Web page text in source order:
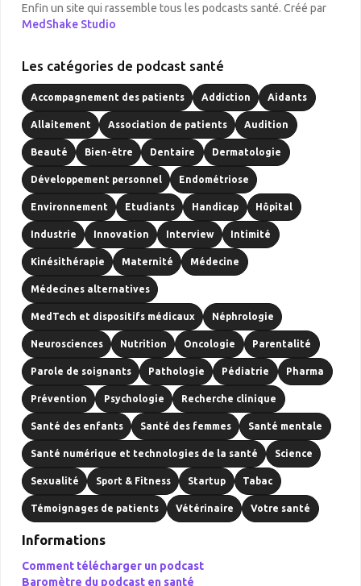
Enfin un site qui rassemble tous les podcasts santé. Créé par
MedShake Studio
Les catégories de podcast santé
Accompagnement des patients Addiction Aidants
Allaitement Association de patients Audition
Beauté Bien-être Dentaire Dermatologie
Développement personnel Endométriose
Environnement Etudiants Handicap Hôpital
Industrie Innovation Interview Intimité
Kinésithérapie Maternité Médecine
Médecines alternatives
MedTech et dispositifs médicaux Néphrologie
Neurosciences Nutrition Oncologie Parentalité
Parole de soignants Pathologie Pédiatrie Pharma
Prévention Psychologie Recherche clinique
Santé des enfants Santé des femmes Santé mentale
Santé numérique et technologies de la santé Science
Sexualité Sport & Fitness Startup Tabac
Témoignages de patients Vétérinaire Votre santé
Informations
Comment télécharger un podcast
Baromètre du podcast en santé